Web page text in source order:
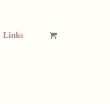
Links